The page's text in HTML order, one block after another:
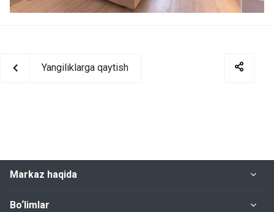
Yangiliklarga qaytish
Markaz haqida
Bo‘limlar